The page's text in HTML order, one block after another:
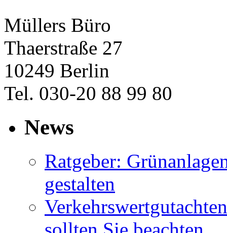
Müllers Büro
Thaerstraße 27
10249 Berlin
Tel. 030-20 88 99 80
News
Ratgeber:
gestalten